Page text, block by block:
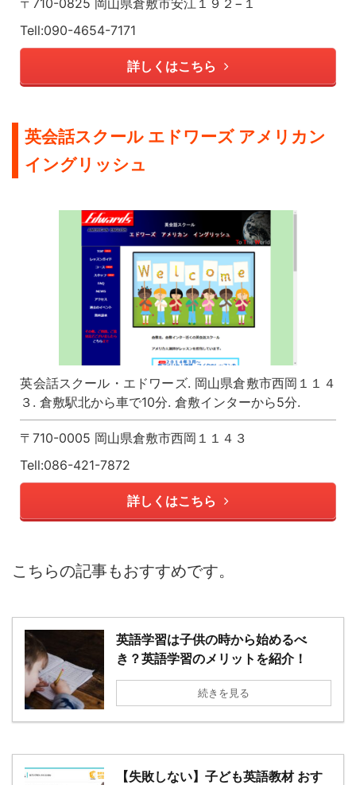
〒710-0825 岡山県倉敷市安江１９２−１
Tell:090-4654-7171
詳しくはこちら
英会話スクール エドワーズ アメリカン
イングリッシュ
英会話スクール・エドワーズ. 岡山県倉敷市西岡１１４
３. 倉敷駅北から車で10分. 倉敷インターから5分.
〒710-0005 岡山県倉敷市西岡１１４３
Tell:086-421-7872
詳しくはこちら
こちらの記事もおすすめです。
英語学習は子供の時から始めるべ
き？英語学習のメリットを紹介！
続きを見る
【失敗しない】子ども英語教材 おす